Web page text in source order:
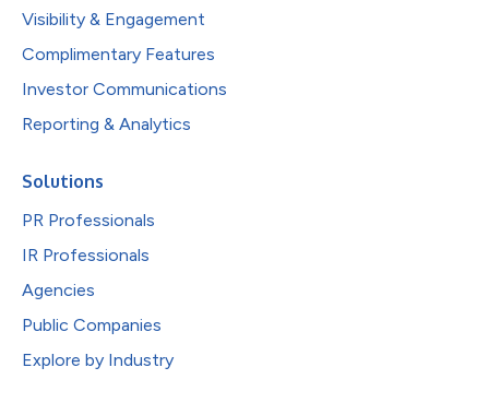
Visibility & Engagement
Complimentary Features
Investor Communications
Reporting & Analytics
Solutions
PR Professionals
IR Professionals
Agencies
Public Companies
Explore by Industry